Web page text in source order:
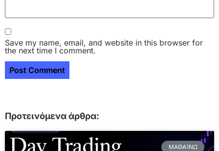
Save my name, email, and website in this browser for
the next time I comment.
Προτεινόμενα άρθρα:
ΜΑΘΑΊΝΩ